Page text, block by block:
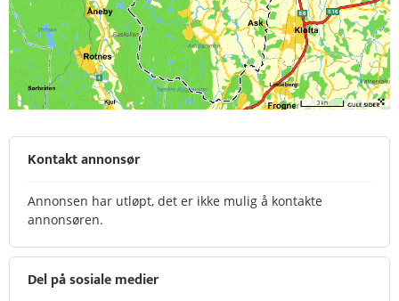
Kontakt annonsør
Annonsen har utløpt, det er ikke mulig å kontakte
annonsøren.
Del på sosiale medier